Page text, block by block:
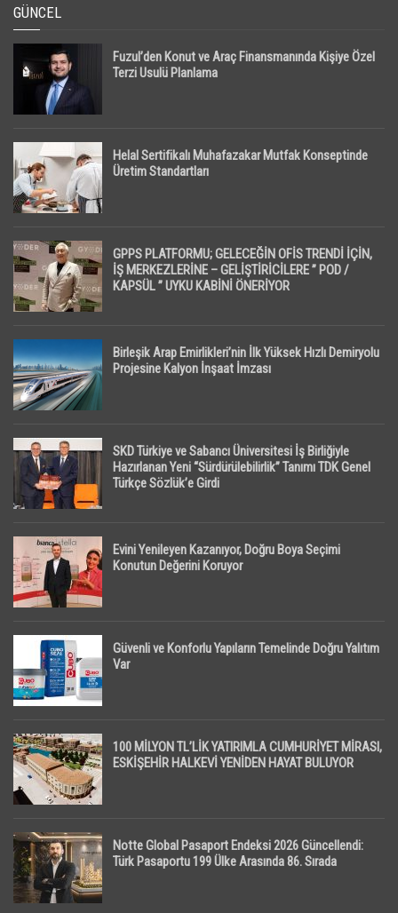
GÜNCEL
Fuzul’den Konut ve Araç Finansmanında Kişiye Özel
Terzi Usulü Planlama
Helal Sertifikalı Muhafazakar Mutfak Konseptinde
Üretim Standartları
GPPS PLATFORMU; GELECEĞİN OFİS TRENDİ İÇİN,
İŞ MERKEZLERİNE – GELİŞTİRİCİLERE ” POD /
KAPSÜL ” UYKU KABİNİ ÖNERİYOR
Birleşik Arap Emirlikleri’nin İlk Yüksek Hızlı Demiryolu
Projesine Kalyon İnşaat İmzası
SKD Türkiye ve Sabancı Üniversitesi İş Birliğiyle
Hazırlanan Yeni “Sürdürülebilirlik” Tanımı TDK Genel
Türkçe Sözlük’e Girdi
Evini Yenileyen Kazanıyor, Doğru Boya Seçimi
Konutun Değerini Koruyor
Güvenli ve Konforlu Yapıların Temelinde Doğru Yalıtım
Var
100 MİLYON TL’LİK YATIRIMLA CUMHURİYET MİRASI,
ESKİŞEHİR HALKEVİ YENİDEN HAYAT BULUYOR
Notte Global Pasaport Endeksi 2026 Güncellendi:
Türk Pasaportu 199 Ülke Arasında 86. Sırada